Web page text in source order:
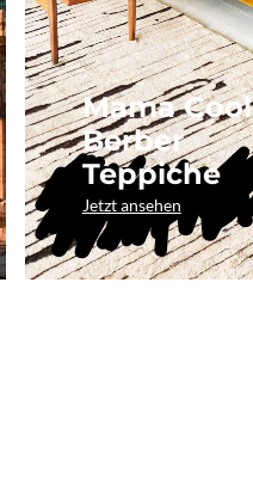
Mama Cool
Berber
Teppiche
Jetzt ansehen